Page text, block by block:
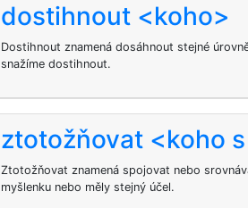
dostihnout <koho>
Dostihnout znamená dosáhnout stejné
snažíme dostihnout.
ztotožňovat <koho
Ztotožňovat znamená spojovat nebo
myšlenku nebo měly stejný účel.